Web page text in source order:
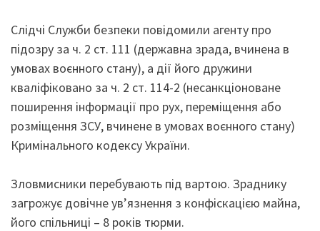
Слідчі Служби безпеки повідомили агенту про
підозру за ч. 2 ст. 111 (державна зрада, вчинена в
умовах воєнного стану), а дії його дружини
кваліфіковано за ч. 2 ст. 114-2 (несанкціоноване
поширення інформації про рух, переміщення або
розміщення ЗСУ, вчинене в умовах воєнного стану)
Кримінального кодексу України.
Зловмисники перебувають під вартою. Зраднику
загрожує довічне ув’язнення з конфіскацією майна,
його спільниці – 8 років тюрми.